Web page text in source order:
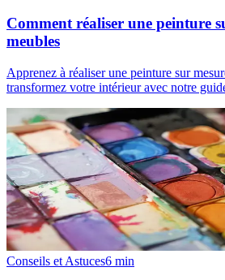
Comment réaliser une peinture
meubles
Apprenez à réaliser une peinture sur
transformez votre intérieur avec notre
Conseils et Astuces6 min